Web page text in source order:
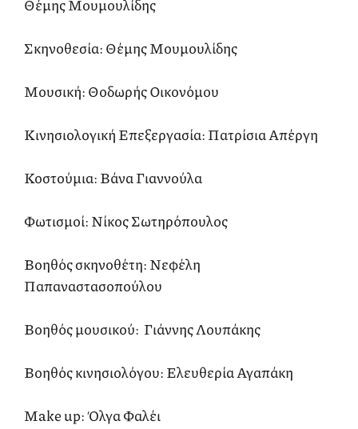
Θέμης Μουμουλίδης
Σκηνοθεσία: Θέμης Μουμουλίδης
Μουσική: Θοδωρής Οικονόμου
Κινησιολογική Επεξεργασία: Πατρίσια Απέργη
Κοστούμια: Βάνα Γιαννούλα
Φωτισμοί: Νίκος Σωτηρόπουλος
Βοηθός σκηνοθέτη: Νεφέλη
Παπαναστασοπούλου
Βοηθός μουσικού: Γιάννης Λουπάκης
Βοηθός κινησιολόγου: Ελευθερία Αγαπάκη
Make up: Όλγα Φαλέι